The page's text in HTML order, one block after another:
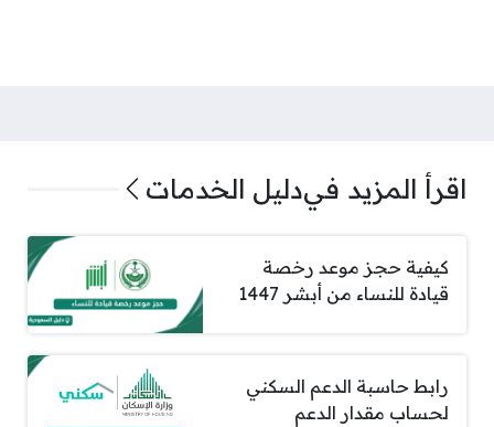
اقرأ المزيد فيدليل الخدمات
كيفية حجز موعد رخصة
قيادة للنساء من أبشر 1447
رابط حاسبة الدعم السكني
لحساب مقدار الدعم